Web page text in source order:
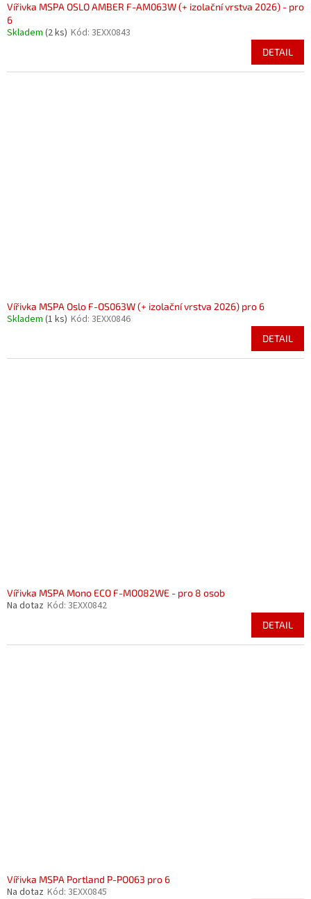
Vířivka MSPA OSLO AMBER F-AM063W (+ izolační vrstva 2026) - pro
6
Skladem (2 ks) Kód: 3EXX0843
DETAIL
Vířivka MSPA Oslo F-OS063W (+ izolační vrstva 2026) pro 6
Skladem (1 ks) Kód: 3EXX0846
DETAIL
Vířivka MSPA Mono ECO F-MO082WE - pro 8 osob
Na dotaz Kód: 3EXX0842
DETAIL
Vířivka MSPA Portland P-PO063 pro 6
Na dotaz Kód: 3EXX0845